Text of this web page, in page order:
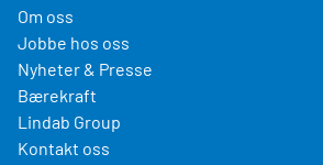
Om oss
Jobbe hos oss
Nyheter & Presse
Bærekraft
Lindab Group
Kontakt oss